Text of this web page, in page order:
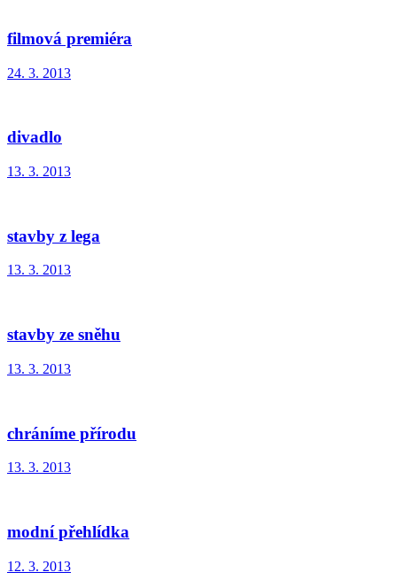
filmová premiéra
24. 3. 2013
divadlo
13. 3. 2013
stavby z lega
13. 3. 2013
stavby ze sněhu
13. 3. 2013
chráníme přírodu
13. 3. 2013
modní přehlídka
12. 3. 2013